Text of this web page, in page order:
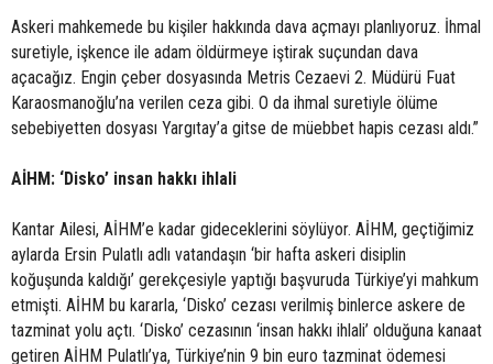
Askeri mahkemede bu kişiler hakkında dava açmayı planlıyoruz. İhmal
suretiyle, işkence ile adam öldürmeye iştirak suçundan dava
açacağız. Engin çeber dosyasında Metris Cezaevi 2. Müdürü Fuat
Karaosmanoğlu’na verilen ceza gibi. O da ihmal suretiyle ölüme
sebebiyetten dosyası Yargıtay’a gitse de müebbet hapis cezası aldı.”
AİHM: ‘Disko’ insan hakkı ihlali
Kantar Ailesi, AİHM’e kadar gideceklerini söylüyor. AİHM, geçtiğimiz
aylarda Ersin Pulatlı adlı vatandaşın ‘bir hafta askeri disiplin
koğuşunda kaldığı’ gerekçesiyle yaptığı başvuruda Türkiye’yi mahkum
etmişti. AİHM bu kararla, ‘Disko’ cezası verilmiş binlerce askere de
tazminat yolu açtı. ‘Disko’ cezasının ‘insan hakkı ihlali’ olduğuna kanaat
getiren AİHM Pulatlı’ya, Türkiye’nin 9 bin euro tazminat ödemesi